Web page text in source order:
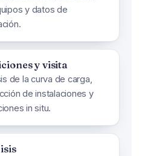
y datos de
y visita
de la curva de carga,
de instalaciones y
in situ.